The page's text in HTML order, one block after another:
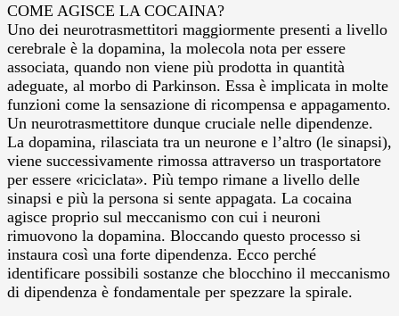
COME AGISCE LA COCAINA?
Uno dei neurotrasmettitori maggiormente presenti a livello
cerebrale è la dopamina, la molecola nota per essere
associata, quando non viene più prodotta in quantità
adeguate, al morbo di Parkinson. Essa è implicata in molte
funzioni come la sensazione di ricompensa e appagamento.
Un neurotrasmettitore dunque cruciale nelle dipendenze.
La dopamina, rilasciata tra un neurone e l’altro (le sinapsi),
viene successivamente rimossa attraverso un trasportatore
per essere «riciclata». Più tempo rimane a livello delle
sinapsi e più la persona si sente appagata. La cocaina
agisce proprio sul meccanismo con cui i neuroni
rimuovono la dopamina. Bloccando questo processo si
instaura così una forte dipendenza. Ecco perché
identificare possibili sostanze che blocchino il meccanismo
di dipendenza è fondamentale per spezzare la spirale.